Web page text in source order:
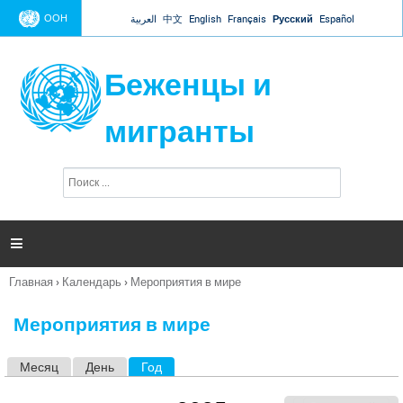
Jump to navigation
ООН العربية 中文 English Français Русский Español
Беженцы и
мигранты
п
и

Вы
Главная › Календарь › Мероприятия в мире
Мероприятия в мире
Месяц День Год